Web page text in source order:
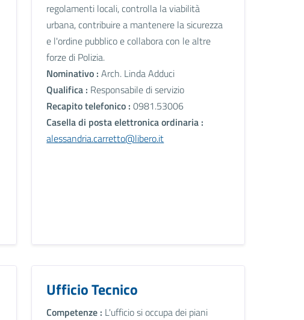
regolamenti locali, controlla la viabilità
urbana, contribuire a mantenere la sicurezza
e l'ordine pubblico e collabora con le altre
forze di Polizia.
Nominativo :Arch. Linda Adduci
Qualifica : Responsabile di servizio
Recapito telefonico :0981.53006
Casella di posta elettronica ordinaria :
alessandria.carretto@libero.it
Ufficio Tecnico
Competenze : L'ufficio si occupa dei piani